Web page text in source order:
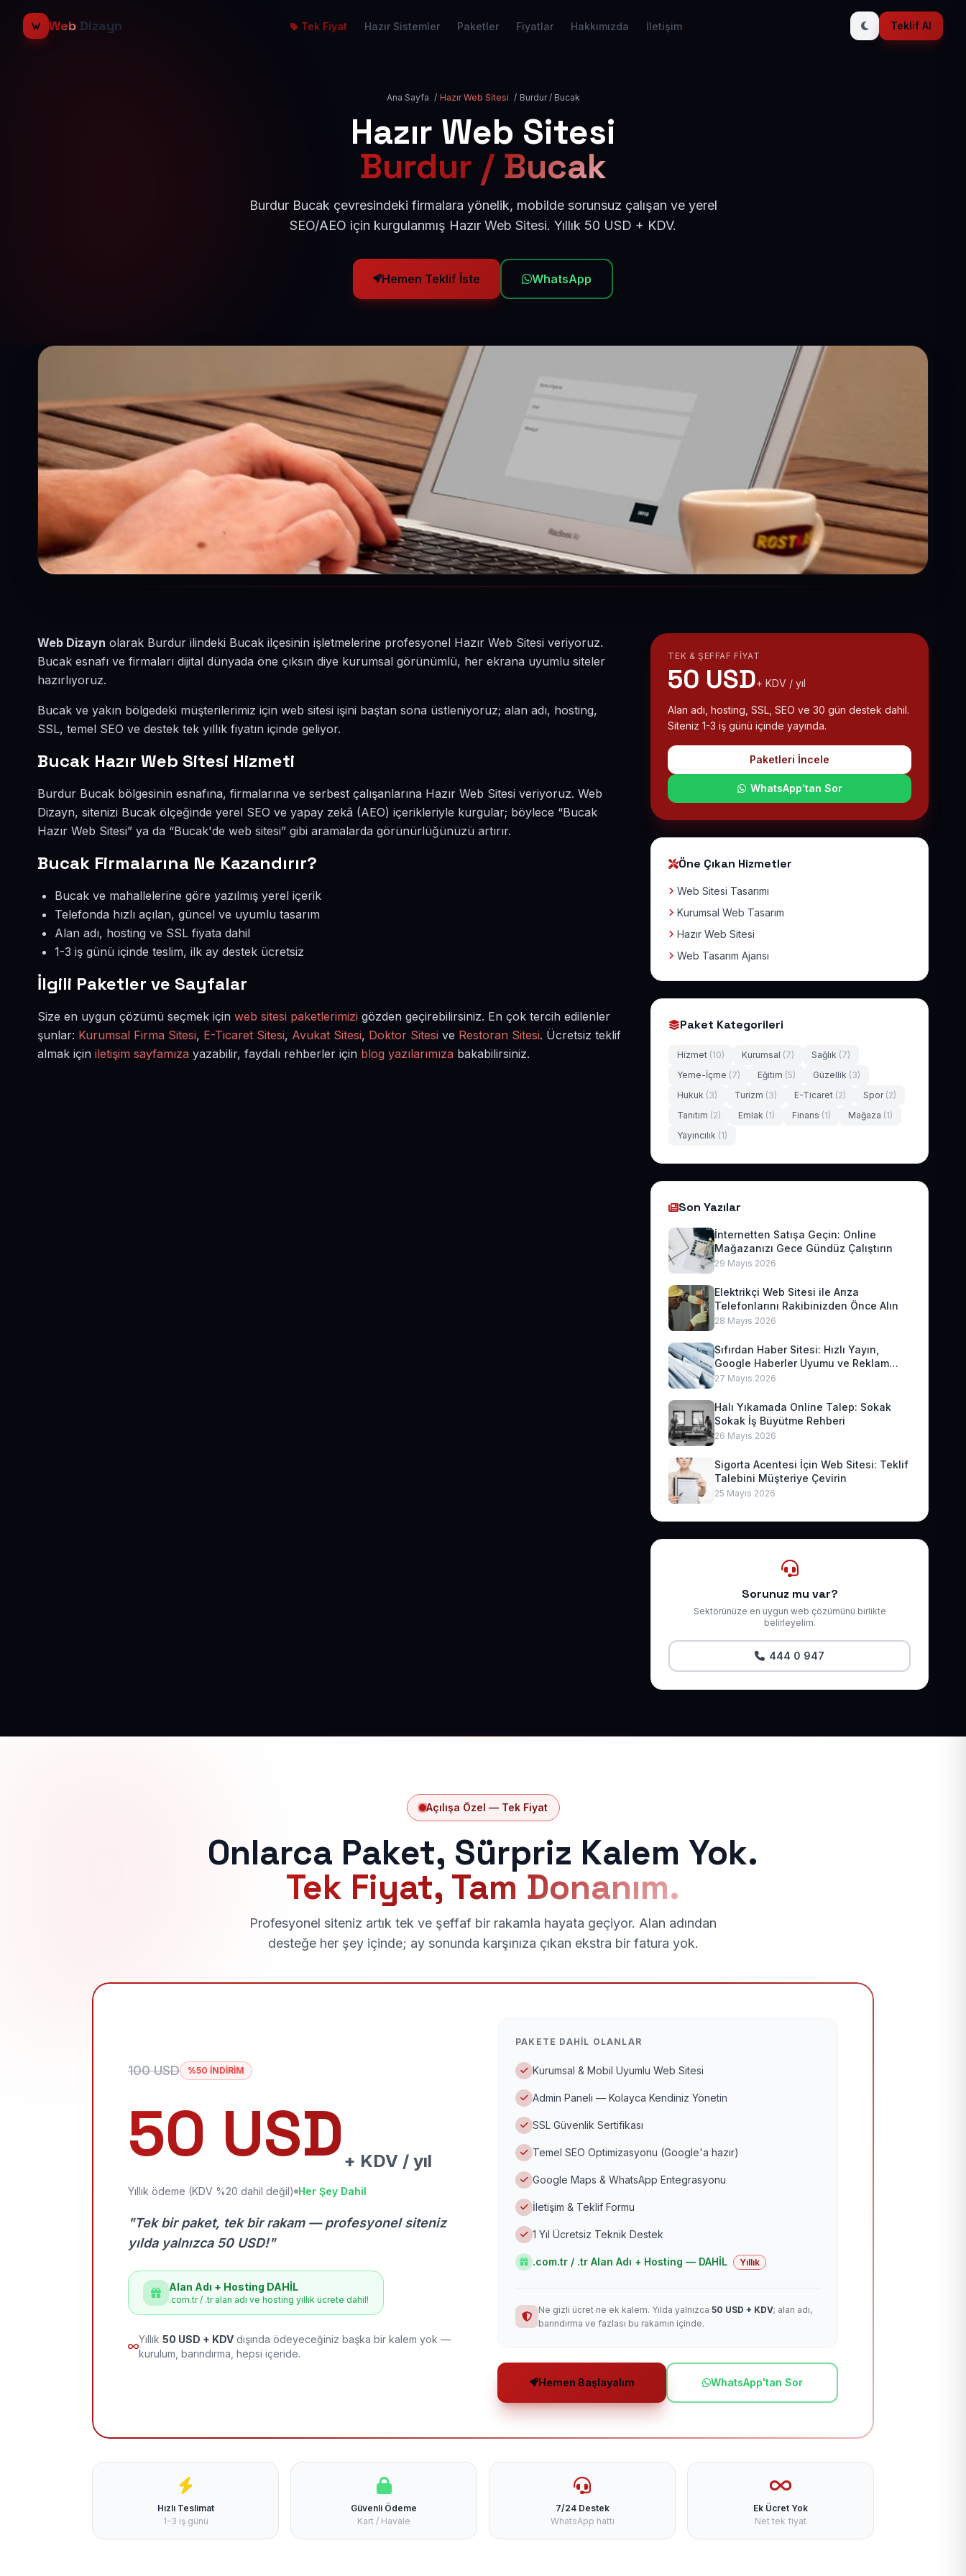
Web Dizayn Tek Fiyat Hazır Sistemler Paketler Fiyatlar Hakkımızda İletişim Teklif Al
Ana Sayfa / Hazır Web Sitesi / Burdur / Bucak
Hazır Web Sitesi
Burdur / Bucak
Burdur Bucak çevresindeki firmalara yönelik, mobilde sorunsuz çalışan ve yerel
SEO/AEO için kurgulanmış Hazır Web Sitesi. Yıllık 50 USD + KDV.
Hemen Teklif İste WhatsApp
Web Dizayn olarak Burdur ilindeki Bucak ilçesinin işletmelerine profesyonel Hazır Web Sitesi veriyoruz.
Bucak esnafı ve firmaları dijital dünyada öne çıksın diye kurumsal görünümlü, her ekrana uyumlu siteler
hazırlıyoruz.
Bucak ve yakın bölgedeki müşterilerimiz için web sitesi işini baştan sona üstleniyoruz; alan adı, hosting,
SSL, temel SEO ve destek tek yıllık fiyatın içinde geliyor.
Bucak Hazır Web Sitesi Hizmeti
Burdur Bucak bölgesinin esnafına, firmalarına ve serbest çalışanlarına Hazır Web Sitesi veriyoruz. Web
Dizayn, sitenizi Bucak ölçeğinde yerel SEO ve yapay zekâ (AEO) içerikleriyle kurgular; böylece “Bucak
Hazır Web Sitesi” ya da “Bucak'de web sitesi” gibi aramalarda görünürlüğünüzü artırır.
Bucak Firmalarına Ne Kazandırır?
Bucak ve mahallelerine göre yazılmış yerel içerik
Telefonda hızlı açılan, güncel ve uyumlu tasarım
Alan adı, hosting ve SSL fiyata dahil
1-3 iş günü içinde teslim, ilk ay destek ücretsiz
İlgili Paketler ve Sayfalar
Size en uygun çözümü seçmek için web sitesi paketlerimizi gözden geçirebilirsiniz. En çok tercih edilenler
şunlar: Kurumsal Firma Sitesi, E-Ticaret Sitesi, Avukat Sitesi, Doktor Sitesi ve Restoran Sitesi. Ücretsiz teklif
almak için iletişim sayfamıza yazabilir, faydalı rehberler için blog yazılarımıza bakabilirsiniz.
TEK & ŞEFFAF FIYAT
50 USD+ KDV / yıl
Alan adı, hosting, SSL, SEO ve 30 gün destek dahil.
Siteniz 1-3 iş günü içinde yayında.
Paketleri İncele
WhatsApp'tan Sor
Öne Çıkan Hizmetler
Web Sitesi Tasarımı
Kurumsal Web Tasarım
Hazır Web Sitesi
Web Tasarım Ajansı
Paket Kategorileri
Hizmet (10) Kurumsal (7) Sağlık (7)
Yeme-İçme (7) Eğitim (5) Güzellik (3)
Hukuk (3) Turizm (3) E-Ticaret (2) Spor (2)
Tanıtım (2) Emlak (1) Finans (1) Mağaza (1)
Yayıncılık (1)
Son Yazılar
İnternetten Satışa Geçin: Online
Mağazanızı Gece Gündüz Çalıştırın
29 Mayıs 2026
Elektrikçi Web Sitesi ile Arıza
Telefonlarını Rakibinizden Önce Alın
28 Mayıs 2026
Sıfırdan Haber Sitesi: Hızlı Yayın,
Google Haberler Uyumu ve Reklam
Geliri
27 Mayıs 2026
Halı Yıkamada Online Talep: Sokak
Sokak İş Büyütme Rehberi
26 Mayıs 2026
Sigorta Acentesi İçin Web Sitesi: Teklif
Talebini Müşteriye Çevirin
25 Mayıs 2026
Sorunuz mu var?
Sektörünüze en uygun web çözümünü birlikte
belirleyelim.
444 0 947
Açılışa Özel — Tek Fiyat
Onlarca Paket, Sürpriz Kalem Yok.
Tek Fiyat, Tam Donanım.
Profesyonel siteniz artık tek ve şeffaf bir rakamla hayata geçiyor. Alan adından
desteğe her şey içinde; ay sonunda karşınıza çıkan ekstra bir fatura yok.
100 USD %50 İNDİRİM
50 USD + KDV / yıl
Yıllık ödeme (KDV %20 dahil değil) Her Şey Dahil
"Tek bir paket, tek bir rakam — profesyonel siteniz
yılda yalnızca 50 USD!"
Alan Adı + Hosting DAHİL
.com.tr / .tr alan adı ve hosting yıllık ücrete dahil!
Yıllık 50 USD + KDV dışında ödeyeceğiniz başka bir kalem yok —
kurulum, barındırma, hepsi içeride.
PAKETE DAHIL OLANLAR
Kurumsal & Mobil Uyumlu Web Sitesi
Admin Paneli — Kolayca Kendiniz Yönetin
SSL Güvenlik Sertifikası
Temel SEO Optimizasyonu (Google'a hazır)
Google Maps & WhatsApp Entegrasyonu
İletişim & Teklif Formu
1 Yıl Ücretsiz Teknik Destek
.com.tr / .tr Alan Adı + Hosting — DAHİL Yıllık
Ne gizli ücret ne ek kalem. Yılda yalnızca 50 USD + KDV; alan adı,
barındırma ve fazlası bu rakamın içinde.
Hemen Başlayalım WhatsApp'tan Sor
Hızlı Teslimat
1-3 iş günü
Güvenli Ödeme
Kart / Havale
7/24 Destek
WhatsApp hattı
Ek Ücret Yok
Net tek fiyat